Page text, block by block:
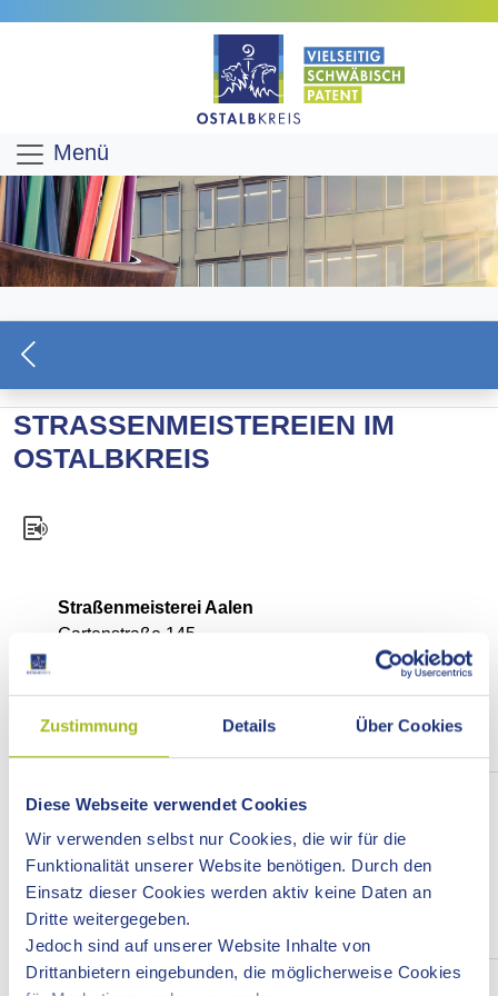
Zustimmung Details Über Cookies
Diese Webseite verwendet Cookies
Wir verwenden selbst nur Cookies, die wir für die
Funktionalität unserer Website benötigen. Durch den
Einsatz dieser Cookies werden aktiv keine Daten an
Dritte weitergegeben.
Jedoch sind auf unserer Website Inhalte von
Drittanbietern eingebunden, die möglicherweise Cookies
Menü
STRASSENMEISTEREIEN IM O
STALBKREIS
Straßenmeisterei Aalen
Gartenstraße 145
Nachricht senden
Straßenmeisterei Bopfingen
73441 Bopfingen
Telefon: 07362 969820
Nachricht senden
Straßenmeisterei Ellwangen